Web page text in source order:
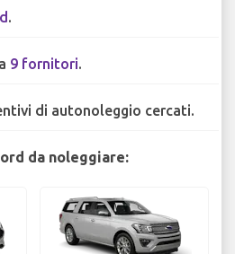
.
9 fornitori.
di autonoleggio cercati.
da noleggiare: